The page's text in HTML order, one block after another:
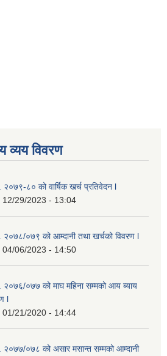
व्यय विवरण
८० को वार्षिक खर्च प्रतिवेदन l
12/29/2023 - 13:04
०७९ को आम्दानी तथा खर्चको विवरण l
04/06/2023 - 14:50
०७७ को माघ महिना सम्मको आय ब्याय
l
01/21/2020 - 14:44
०७८ को असार मसान्त सम्मको आम्दानी